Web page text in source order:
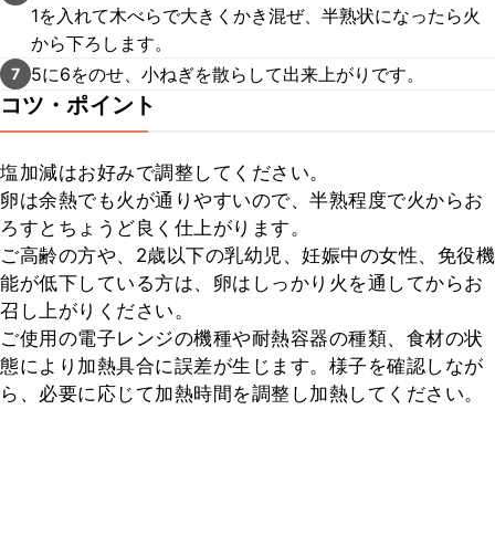
1を入れて木べらで大きくかき混ぜ、半熟状になったら火
から下ろします。
7 5に6をのせ、小ねぎを散らして出来上がりです。
コツ・ポイント
塩加減はお好みで調整してください。
卵は余熱でも火が通りやすいので、半熟程度で火からお
ろすとちょうど良く仕上がります。
ご高齢の方や、2歳以下の乳幼児、妊娠中の女性、免役機
能が低下している方は、卵はしっかり火を通してからお
召し上がりください。
ご使用の電子レンジの機種や耐熱容器の種類、食材の状
態により加熱具合に誤差が生じます。様子を確認しなが
ら、必要に応じて加熱時間を調整し加熱してください。